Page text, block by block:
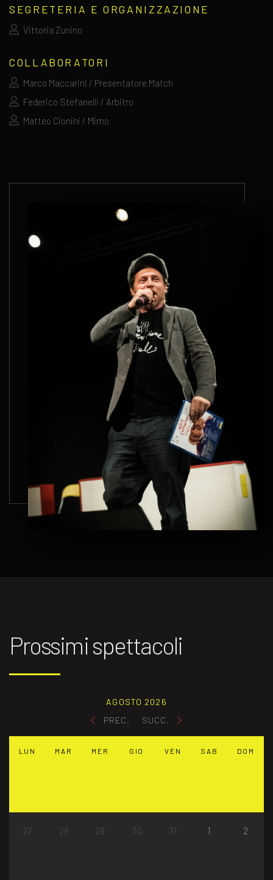
SEGRETERIA E ORGANIZZAZIONE
Vittoria Zunino
COLLABORATORI
Marco Maccarini / Presentatore Match
Federico Stefanelli / Arbitro
Matteo Cionini / Mimo
Prossimi spettacoli
PREC.
AGOSTO 2026
SUCC.
LUN MAR MER GIO VEN SAB DOM
27 28 29 30 31 1 2